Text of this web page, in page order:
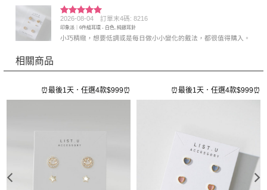
評分5 滿
分 5
2026-08-04 訂單末4碼: 8216
印象派｜6件組耳環 - 白色, 純銀耳針
小巧精緻，想要低調或是每日做小小變化的戴法，都很值得購入。
相關商品
⏰最後1天．任選4款$999⏰ ⏰最後1天．任選4款$999⏰